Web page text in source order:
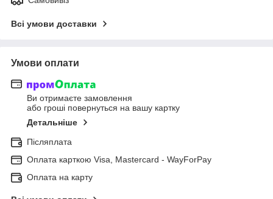
Всі умови доставки
Умови оплати
Ви отримаєте замовлення
або гроші повернуться на вашу картку
Детальніше
Післяплата
Оплата карткою Visa, Mastercard - WayForPay
Оплата на карту